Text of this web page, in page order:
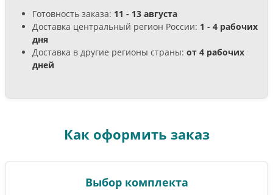
Готовность заказа: 11 - 13 августа
Доставка центральный регион России: 1 - 4 рабочих
дня
Доставка в другие регионы страны: от 4 рабочих
дней
Как оформить заказ
Выбор комплекта